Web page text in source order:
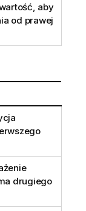
aby
od prawej
drugiego